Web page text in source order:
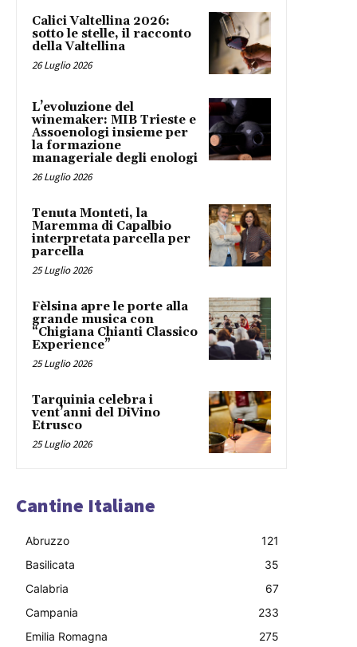
Calici Valtellina 2026:
sotto le stelle, il racconto
della Valtellina
26 Luglio 2026
L’evoluzione del
winemaker: MIB Trieste e
Assoenologi insieme per
la formazione
manageriale degli enologi
26 Luglio 2026
Tenuta Monteti, la
Maremma di Capalbio
interpretata parcella per
parcella
25 Luglio 2026
Fèlsina apre le porte alla
grande musica con
“Chigiana Chianti Classico
Experience”
25 Luglio 2026
Tarquinia celebra i
vent’anni del DiVino
Etrusco
25 Luglio 2026
Cantine Italiane
Abruzzo
121
Basilicata
35
Calabria
67
Campania
233
Emilia Romagna
275